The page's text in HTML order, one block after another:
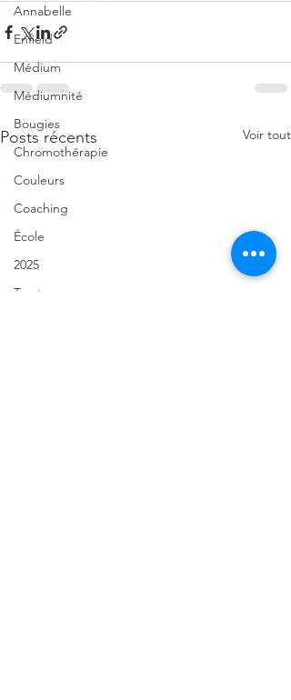
Annabelle
Enfield
Médium
Médiumnité
Bougies
Chromothérapie
Couleurs
Coaching
École
2025
Tarot
Posts récents Voir tout